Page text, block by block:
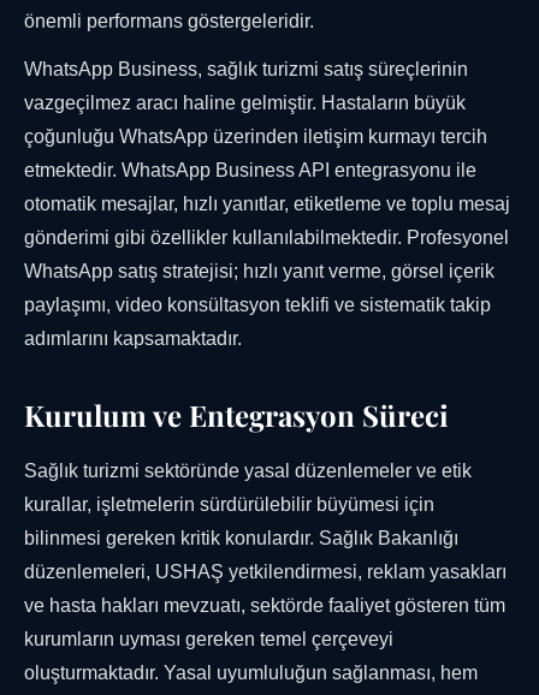
önemli performans göstergeleridir.
WhatsApp Business, sağlık turizmi satış süreçlerinin
vazgeçilmez aracı haline gelmiştir. Hastaların büyük
çoğunluğu WhatsApp üzerinden iletişim kurmayı tercih
etmektedir. WhatsApp Business API entegrasyonu ile
otomatik mesajlar, hızlı yanıtlar, etiketleme ve toplu mesaj
gönderimi gibi özellikler kullanılabilmektedir. Profesyonel
WhatsApp satış stratejisi; hızlı yanıt verme, görsel içerik
paylaşımı, video konsültasyon teklifi ve sistematik takip
adımlarını kapsamaktadır.
Kurulum ve Entegrasyon Süreci
Sağlık turizmi sektöründe yasal düzenlemeler ve etik
kurallar, işletmelerin sürdürülebilir büyümesi için
bilinmesi gereken kritik konulardır. Sağlık Bakanlığı
düzenlemeleri, USHAŞ yetkilendirmesi, reklam yasakları
ve hasta hakları mevzuatı, sektörde faaliyet gösteren tüm
kurumların uyması gereken temel çerçeveyi
oluşturmaktadır. Yasal uyumluluğun sağlanması, hem